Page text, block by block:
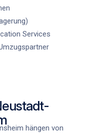
Services
hängen von